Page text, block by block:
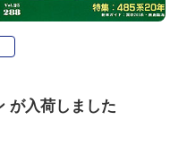
が入荷しました